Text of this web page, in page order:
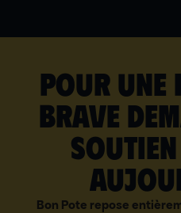
Pour une
brave
Bon Pote repose